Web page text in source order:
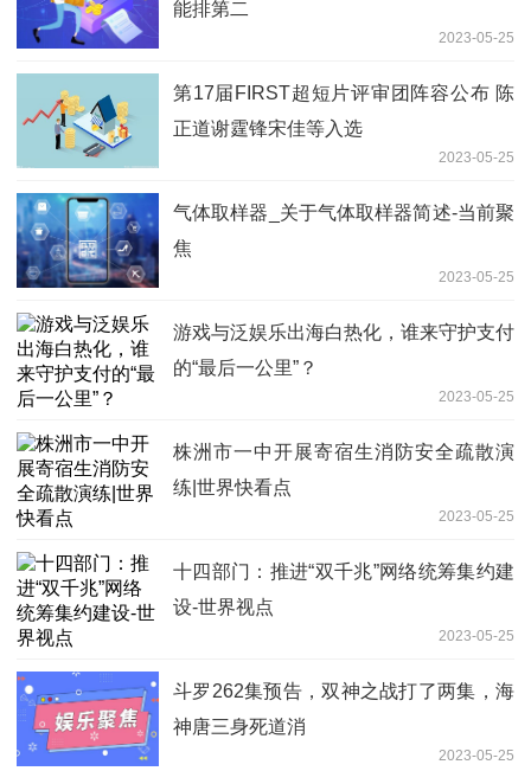
能排第二
2023-05-25
第17届FIRST超短片评审团阵容公布 陈
正道谢霆锋宋佳等入选
2023-05-25
气体取样器_关于气体取样器简述-当前聚
焦
2023-05-25
游戏与泛娱乐出海白热化，谁来守护支付
的“最后一公里”？
2023-05-25
株洲市一中开展寄宿生消防安全疏散演
练|世界快看点
2023-05-25
十四部门：推进“双千兆”网络统筹集约建
设-世界视点
2023-05-25
斗罗262集预告，双神之战打了两集，海
神唐三身死道消
2023-05-25